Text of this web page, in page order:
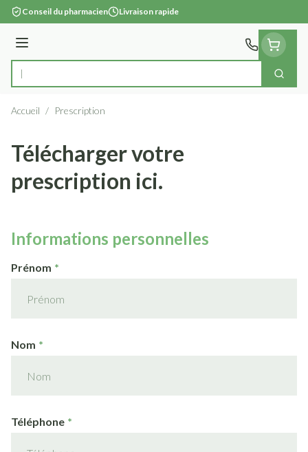
Aller au contenu
Conseil du pharmacien Livraison rapide
Menu
Rechercher
Accueil / Prescription
Télécharger votre
prescription ici.
Informations personnelles
Prénom
Nom
Téléphone